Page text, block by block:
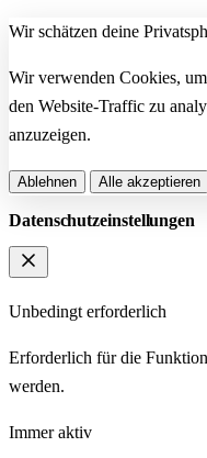
Wir schätzen deine
Wir verwenden Cookies,
den Website-Traffic zu
anzuzeigen.
Ablehnen Alle akzeptieren
Datenschutzeinstellungen
Unbedingt erforderlich
Erforderlich für die
werden.
Immer aktiv